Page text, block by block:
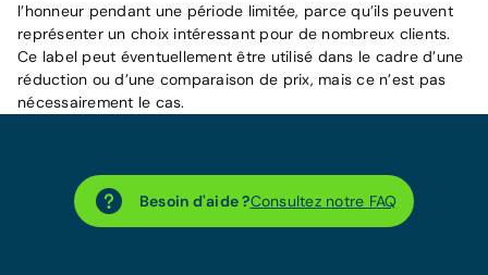
l’honneur pendant une période limitée, parce qu’ils peuvent
représenter un choix intéressant pour de nombreux clients.
Ce label peut éventuellement être utilisé dans le cadre d’une
réduction ou d’une comparaison de prix, mais ce n’est pas
nécessairement le cas.
Besoin d'aide ?Consultez notre FAQ